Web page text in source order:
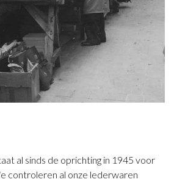
al sinds de oprichting in 1945 voor
controleren al onze lederwaren